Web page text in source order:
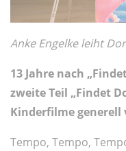
Anke Engelke leiht
13 Jahre nach
zweite Teil „Findet
Kinderfilme generell
Tempo, Tempo,